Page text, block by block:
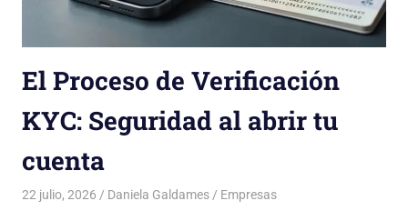
El Proceso de Verificación
KYC: Seguridad al abrir tu
cuenta
22 julio, 2026 Daniela Galdames Empresas